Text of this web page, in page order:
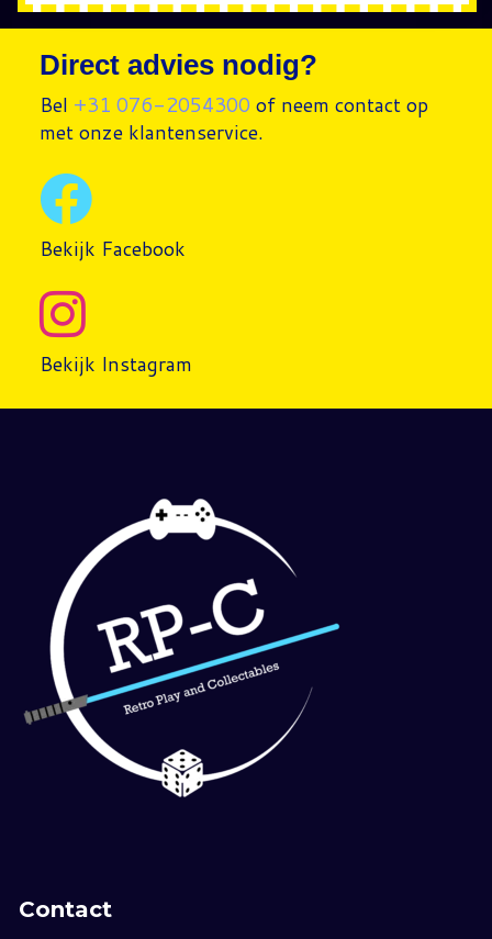
Direct advies nodig?
Bel +31 076-2054300 of neem contact op
met onze klantenservice.
Bekijk Facebook
Bekijk Instagram
Contact